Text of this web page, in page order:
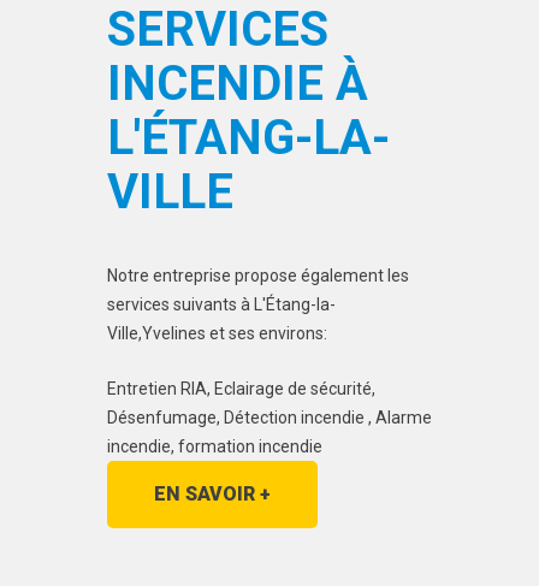
SERVICES
INCENDIE À
L'ÉTANG-LA-
VILLE
Notre entreprise propose également les
services suivants à L'Étang-la-
Ville,Yvelines et ses environs:
Entretien RIA, Eclairage de sécurité,
Désenfumage, Détection incendie , Alarme
incendie, formation incendie
EN SAVOIR +